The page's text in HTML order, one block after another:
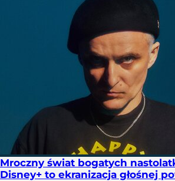
Mroczny świat bogatych
Disney+ to ekranizacja głośnej